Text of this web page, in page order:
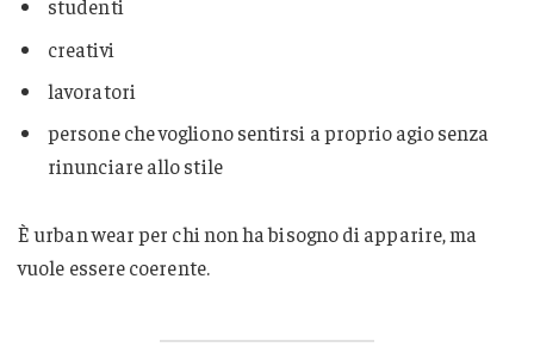
studenti
creativi
lavoratori
persone che vogliono sentirsi a proprio agio senza
rinunciare allo stile
È urban wear per chi non ha bisogno di apparire, ma
vuole essere coerente.